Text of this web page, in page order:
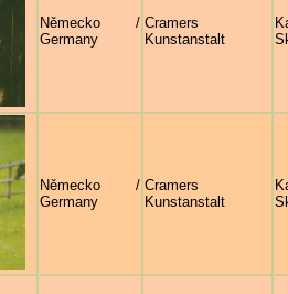
Německo /
Germany
Cramers
Kunstanstalt
Německo /
Germany
Cramers
Kunstanstalt